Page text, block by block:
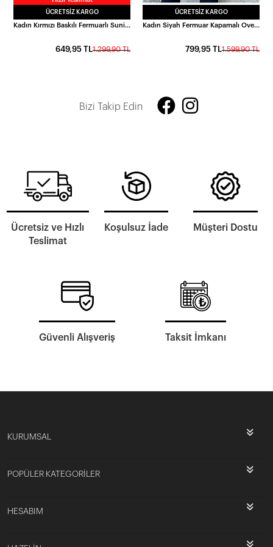
ÜCRETSIZ KARGO
Kadın Kırmızı Baskılı Fermuarlı Suni Yünlü Astarlı Peluş Ceket HZL25W-BD151941
1.299,90 TL
649,95 TL
ÜCRETSIZ KARGO
Kadın Siyah Fermuar Kapamalı Oversize Suni Deri Ceket HZL25W-BD110561
1.599,90 TL
799,95 TL
Bizi Takip Edin
Ücretsiz ve Hızlı
Teslimat
Koşulsuz İade Müşteri Dostu
Güvenli Alışveriş Taksit İmkanı
KURUMSAL
POPÜLER KATEGORİLER
HESABIM